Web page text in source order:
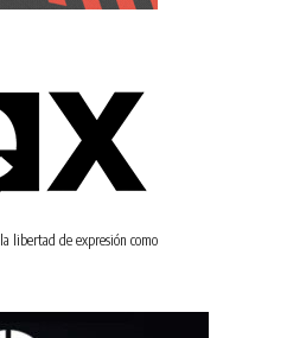
libertad de expresión como